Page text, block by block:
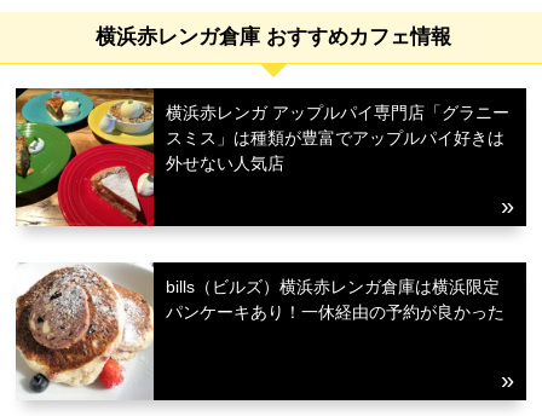
横浜赤レンガ倉庫 おすすめカフェ情報
横浜赤レンガ アップルパイ専門店「グラニー
スミス」は種類が豊富でアップルパイ好きは
外せない人気店
bills（ビルズ）横浜赤レンガ倉庫は横浜限定
パンケーキあり！一休経由の予約が良かった